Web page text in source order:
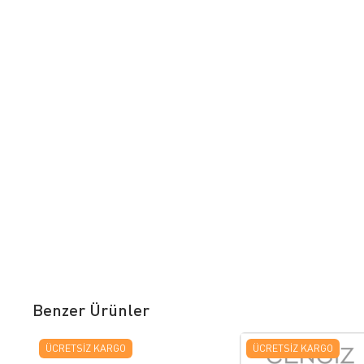
Benzer Ürünler
ÜCRETSIZ KARGO ÜCRETSIZ KARGO